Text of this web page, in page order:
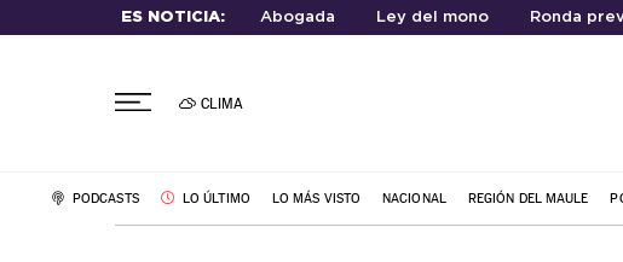
ES NOTICIA: Abogada Ley del mono Ronda
CLIMA
PODCASTS LO ÚLTIMO LO MÁS VISTO NACIONAL REGIÓN DEL MAULE